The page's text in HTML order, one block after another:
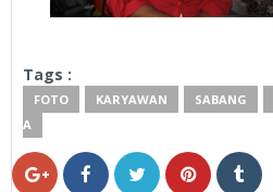
Tags :
FOTO KARYAWAN SABANG
A